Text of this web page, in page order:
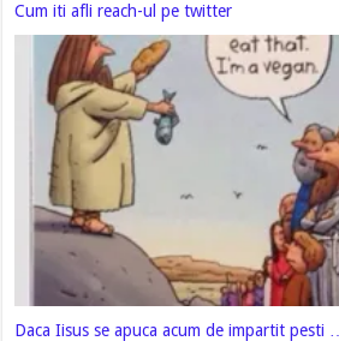
Cum iti afli reach-ul pe twitter
Daca Iisus se apuca acum de impartit pesti …